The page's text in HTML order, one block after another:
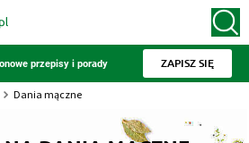
przepisy i porady ZAPISZ SIĘ
Dania mączne